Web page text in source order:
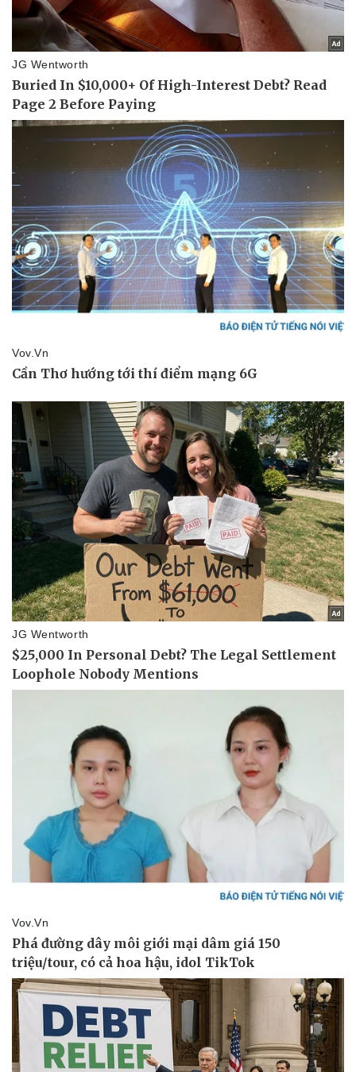
Pháp luật
Tin nóng
Tư vấn luật
Quân sự - Quốc phòng
Vũ khí
Việt Nam
Phân tích
Thể thao
Bóng đá
Lịch thi đấu bóng đá
Thế giới thể thao
eSports
Hậu trường
Ô tô - Xe máy
Ô tô
Xe máy
Tư vấn